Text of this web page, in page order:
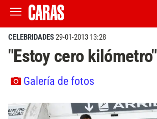
CELEBRIDADES29-01-2013 13:28
"Estoy cero kilómetro"
Galería de fotos